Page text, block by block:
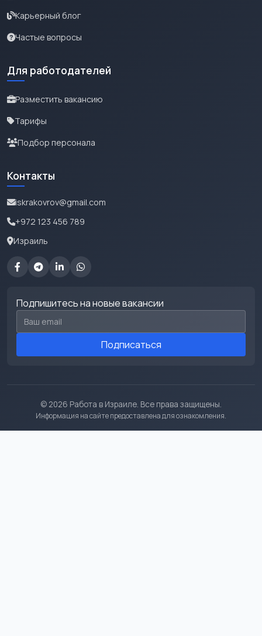
Карьерный блог
Частые вопросы
Для работодателей
Разместить вакансию
Тарифы
Подбор персонала
Контакты
iskrakovrov@gmail.com
+972 123 456 789
Израиль
Подпишитесь на новые вакансии
Email для подписки
Подписаться
© 2026 Работа в Израиле. Все права защищены.
Информация на сайте предоставлена для ознакомления.